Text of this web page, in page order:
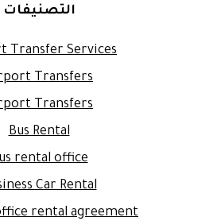
التصنيفات
Transfer Services
Transfers
Transfers
Bus Rental
rental office
Car Rental
rental agreement